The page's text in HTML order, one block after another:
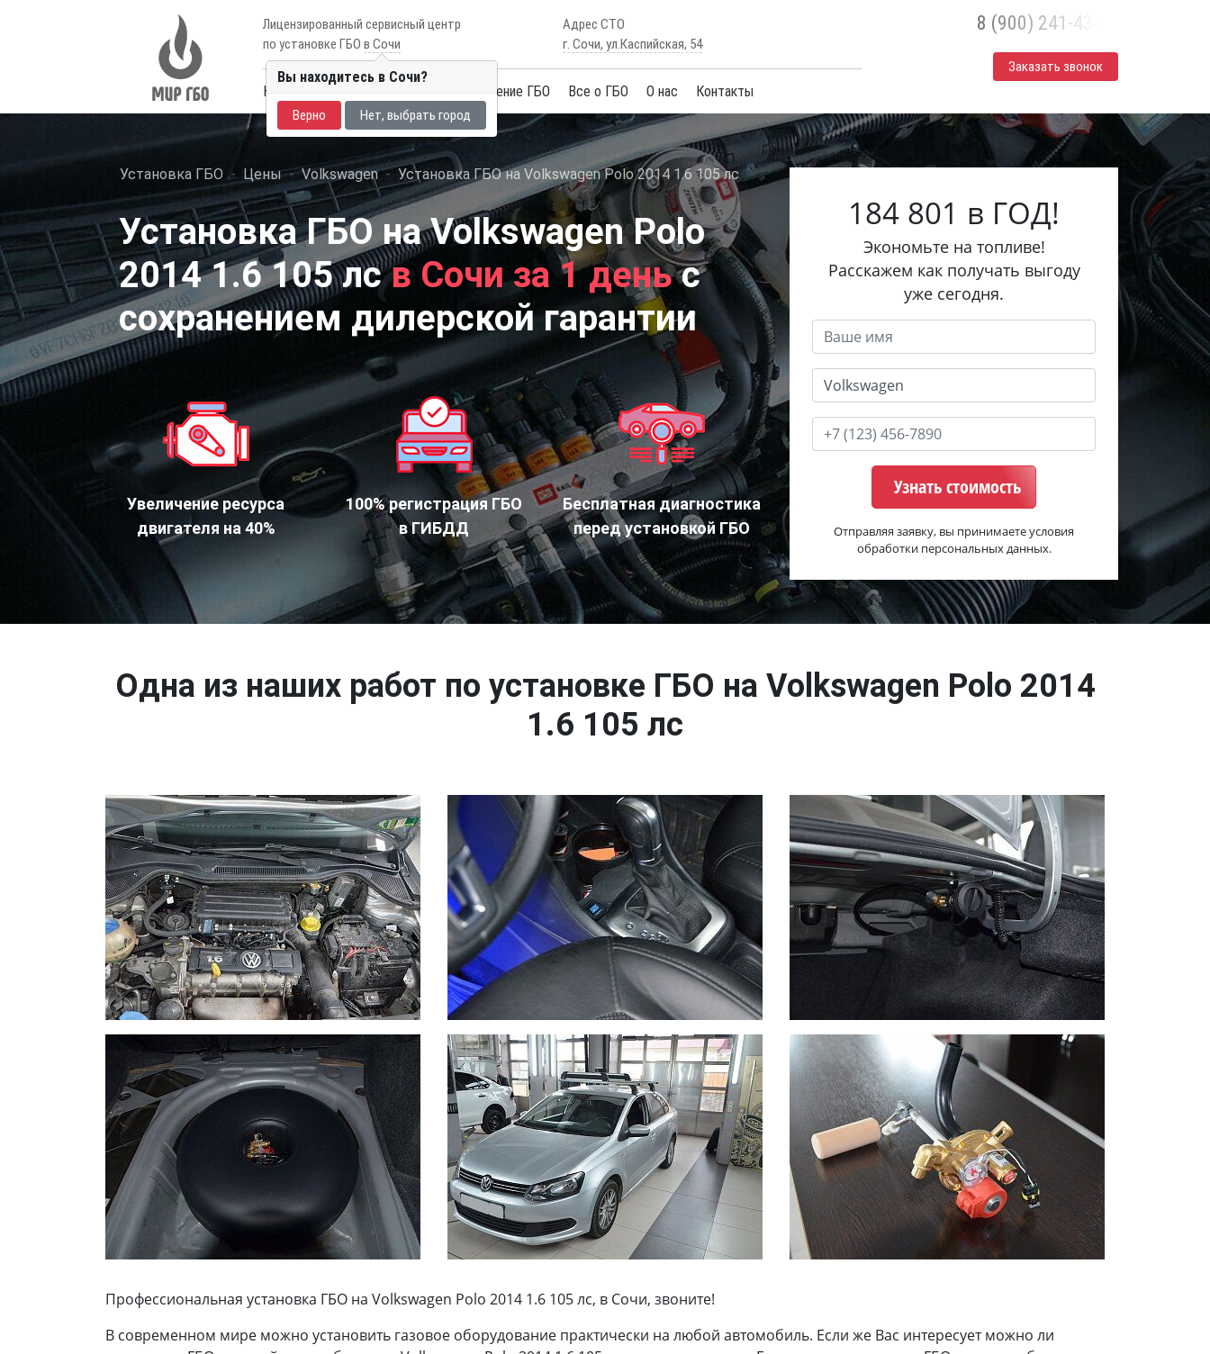
Лицензированный сервисный центр
по установке ГБО в Сочи
Адрес СТО
г. Сочи, ул.Каспийская, 54
Каталог авто Обучение ГБО Все о ГБО О нас Контакты
8 (900) 241-43-30
Заказать звонок
Установка ГБО Цены Volkswagen Установка ГБО на Volkswagen Polo 2014 1.6 105 лс
Установка ГБО на Volkswagen Polo
2014 1.6 105 лсв Сочи за 1 деньс
сохранением дилерской гарантии
Увеличение ресурса
двигателя на 40%
100% регистрация ГБО
в ГИБДД
Бесплатная диагностика
перед установкой ГБО
184 801 в ГОД!
Экономьте на топливе!
Расскажем как получать выгоду
уже сегодня.
Узнать стоимость
Отправляя заявку, вы принимаете условия
обработки персональных данных.
Одна из наших работ по установке ГБО на Volkswagen Polo 2014
1.6 105 лс
Профессиональная установка ГБО на Volkswagen Polo 2014 1.6 105 лс, в Сочи, звоните!
В современном мире можно установить газовое оборудование практически на любой автомобиль. Если же Вас интересует можно ли
Вы находитесь в Сочи?
Верно Нет, выбрать город